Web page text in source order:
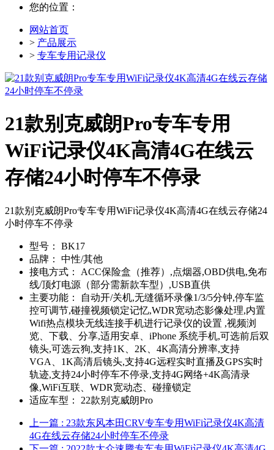
您的位置：
网站首页
> 产品展示
> 专车专用记录仪
21款别克威朗Pro专车专用
WiFi记录仪4K高清4G在线云
存储24小时停车不停录
21款别克威朗Pro专车专用WiFi记录仪4K高清4G在线云存储24
小时停车不停录
型号：
BK17
品牌：
中性/其他
接电方式：
ACC保险盒（推荐）,点烟器,OBD供电,免布
线/顶灯电源（部分需新款车型）,USB直供
主要功能：
自动开/关机,无缝循环录像1/3/5分钟,停车监
控可调节,碰撞视频锁定记忆,WDR宽动态影像处理,内置
Wifi热点模块无线连接手机进行记录仪的设置 ,视频浏
览、下载、分享,适用安卓、iPhone 系统手机,可选前后双
镜头,可选云狗,支持1K、2K、4K高清分辨率,支持
VGA、1K高清后镜头,支持4G远程实时直播及GPS实时
轨迹,支持24小时停车不停录,支持4G网络+4K高清录
像,WiFi互联、WDR宽动态、碰撞锁定
适应车型：
22款别克威朗Pro
上一篇 : 23款东风本田CRV专车专用WiFi记录仪4K高清
4G在线云存储24小时停车不停录